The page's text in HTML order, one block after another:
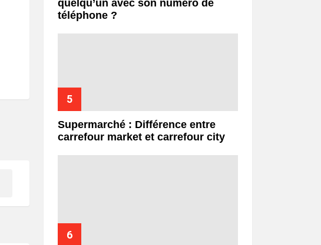
quelqu’un avec son numéro de
téléphone ?
Supermarché : Différence entre
carrefour market et carrefour city